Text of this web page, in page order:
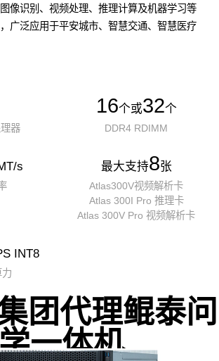
像识别、视频处理、推理计算及机器学习等
广泛应用于平安城市、智慧交通、智慧医疗
器
16个或32个
DDR4 RDIMM
s 最大支持8张
Atlas300V视频解析卡
Atlas 300I Pro 推理卡
Atlas 300V Pro 视频解析卡
INT8
团代理鲲泰问
一体机